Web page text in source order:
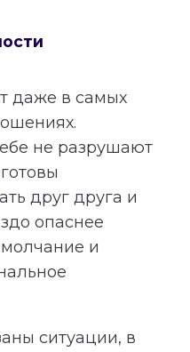
даже в самых
не разрушают
друг друга и
опаснее
и
ситуации, в